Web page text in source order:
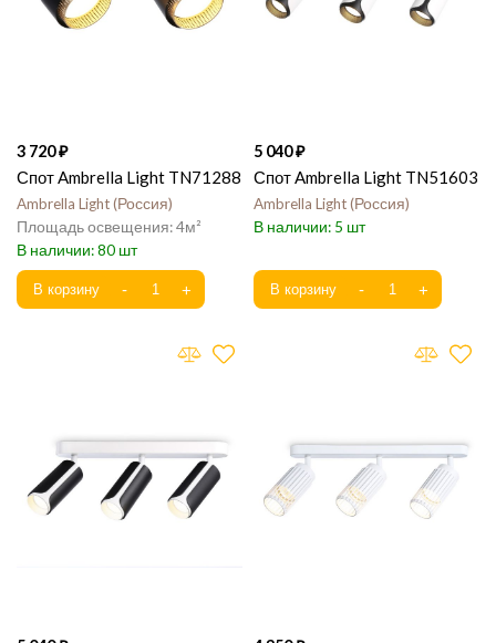
3 720
Спот Ambrella Light TN71288
Ambrella Light Россия
4
80
5 040
Спот Ambrella Light TN51603
Ambrella Light Россия
5